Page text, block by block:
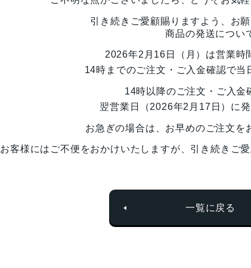
引き続きご愛顧賜りますよう、お願
商品の発送につい
2026年2月16日（月）は営業時
14時までのご注文・ご入金確認で当
14時以降のご注文・ご入金
翌営業日（2026年2月17日） に
お急ぎの場合は、お早めのご注文を
お客様にはご不便をおかけいたしますが、引き続きご
一覧に戻る